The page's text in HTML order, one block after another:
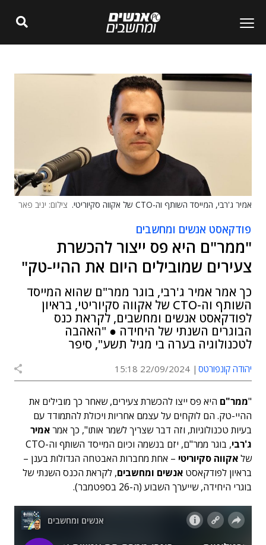
אמיר ג'רבי, המייסד השותף וה-CTO של אקווה סקיוריטי. צילום: יניב פאר
פודקאסט אנשים ומחשבים
"ממר"ם היא פס ייצור להכשרת
צעירים שמובילים היום את ההיי-טק"
כך אמר אמיר ג'רבי, בוגר ממר"ם שהוא המייסד
השותף וה-CTO של אקווה סקיוריטי, בראיון
לפודקאסט אנשים ומחשבים, לקראת כנס
הבוגרים השנתי של היחידה ● "האהבה
לטכנולוגיה בערה בי מגיל תשע", סיפר
יהודה קונפורטס 22/09/2024 15:18
"ממר"ם היא פס ייצו להכשרת צעירים, שאחר כך מובילים את
ההיי-טק. הם לוקחים על עצמם אחריות ויכולת להתמודד עם
בעיות טכנולוגיות, וזה דבר שצריך לשמר אותו", כך אמראמיר
ג'רבי
, בוגר ממר"ם, יזם בנשמה וכיום המייסד השותף וה-CTO
שלאקווה סקיוריטי – אחת מחברות האבטחה הגדולות בענן –
בראיון לפודקאסט אנשים ומחשבים, לקראת הכנס השנתי של
בוגרי היחידה, שייערך השבוע (ה-26 בספטמבר).